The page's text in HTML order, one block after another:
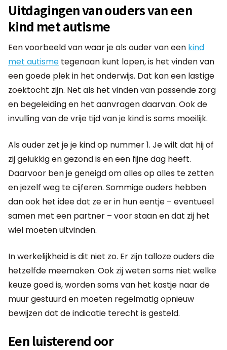
Uitdagingen van ouders van een
kind met autisme
Een voorbeeld van waar je als ouder van een kind
met autisme tegenaan kunt lopen, is het vinden van
een goede plek in het onderwijs. Dat kan een lastige
zoektocht zijn. Net als het vinden van passende zorg
en begeleiding en het aanvragen daarvan. Ook de
invulling van de vrije tijd van je kind is soms moeilijk.
Als ouder zet je je kind op nummer 1. Je wilt dat hij of
zij gelukkig en gezond is en een fijne dag heeft.
Daarvoor ben je geneigd om alles op alles te zetten
en jezelf weg te cijferen. Sommige ouders hebben
dan ook het idee dat ze er in hun eentje – eventueel
samen met een partner – voor staan en dat zij het
wiel moeten uitvinden.
In werkelijkheid is dit niet zo. Er zijn talloze ouders die
hetzelfde meemaken. Ook zij weten soms niet welke
keuze goed is, worden soms van het kastje naar de
muur gestuurd en moeten regelmatig opnieuw
bewijzen dat de indicatie terecht is gesteld.
Een luisterend oor